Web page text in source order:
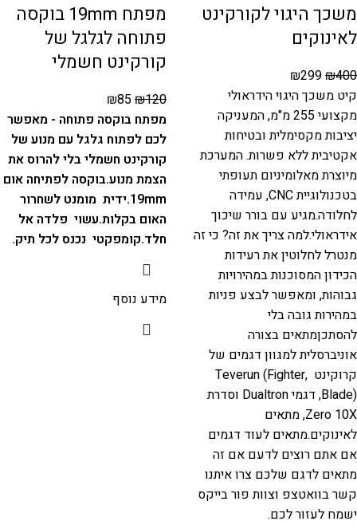
משכך היגוי לקורקינט
לאינוקים
₪400
₪299
קיט משכך היגוי הידראולי
מקצועי 255 מ"מ, המעניקה
יציבות מקסימלית ובטיחות
אקטיבית ללא פשרות. המערכת
מיוצרת מאלומיניום תעופתי
בטכנולוגיית CNC, עמידה
לחלודה.מגיע עם בורר שיכוך
אידראולי.למה צריך את זה? כי זה
מנטרל לחלוטין את רעידות
הכידון המסוכנות במהירויות
גבוהות, ומאפשר לבצע פניות
במהירות גובה בלי
להסתכןמתאים בצורה
אוניברסלית למגוון דגמים של
קרוקינט Teverun (Fighter,
Blade), דגמי Dualtron וסדרת
Zero 10X, מתאים
לאינוקים.מתאים לעוד דגמים
אם אתם רוצים לדעם אם זה
מתאים לדגם שלכם צרו איתנו
קשר בוואטצפ וצוות פור בייקס
ישמח לעזור לכם.
מפתח 19mm בוקסה
פתוחה לגלגל של
קורקינט חשמלי
₪120
₪85
מפתח בוקסה פתוחה - מאפשר
לכם לפתוח גלגל עם מנוע של
קורקינט חשמלי בלי להרוס את
הצמת מנוע.בוקסה לפתיחה אום
19mm. ידית מומנט לשחרור
האום בקלות.עשוי פלדה אל
חלד.קומפקטי נכנס לכל תיק.
מידע נוסף